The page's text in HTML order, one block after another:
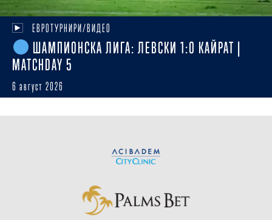
ЕВРОТУРНИРИ/ВИДЕО
ШАМПИОНСКА ЛИГА: ЛЕВСКИ 1:0 КАЙРАТ |
MATCHDAY 5
6 август 2026